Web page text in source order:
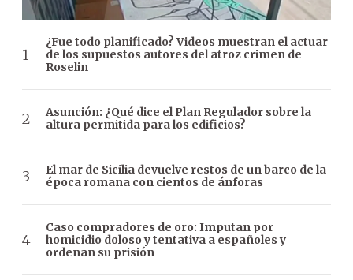
¿Fue todo planificado? Videos muestran el actuar
de los supuestos autores del atroz crimen de
Roselin
Asunción: ¿Qué dice el Plan Regulador sobre la
altura permitida para los edificios?
El mar de Sicilia devuelve restos de un barco de la
época romana con cientos de ánforas
Caso compradores de oro: Imputan por
homicidio doloso y tentativa a españoles y
ordenan su prisión